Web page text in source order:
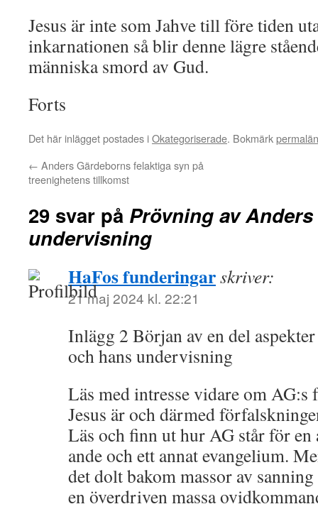
Jesus är inte som Jahve till före tiden
inkarnationen så blir denne lägre
människa smord av Gud.
Forts
Det här inlägget postades iOkategoriserade. Bokmärk
← Anders Gärdeborns felaktiga syn på
treenighetens tillkomst
29 svar på Prövning av
undervisning
HaFos funderingarskriver:
21 maj 2024 kl. 22:21
Inlägg 2 Början av en del
och hans undervisning
Läs med intresse vidare om
Jesus är och därmed
Läs och finn ut hur AG står för en
ande och ett annat evangelium.
det dolt bakom massor av
en överdriven massa